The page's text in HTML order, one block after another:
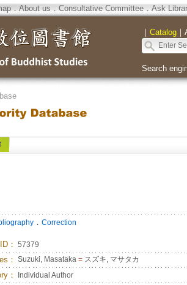
．About us．Consultative Committee．Ask
｜ Catalog｜
Search
． Correction
ID： 57379
： Suzuki, Masataka =スズキ, マサタカ
： Individual Author